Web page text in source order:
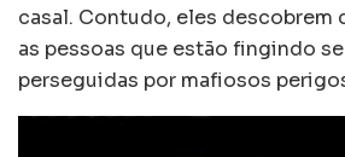
casal. Contudo, eles descobrem
as pessoas que estão fingindo
perseguidas por mafiosos